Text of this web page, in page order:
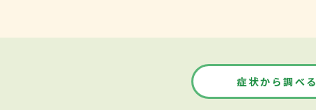
症状から調べる